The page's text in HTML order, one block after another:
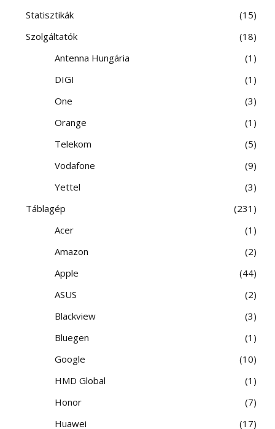
Statisztikák
15
Szolgáltatók
18
Antenna Hungária
1
DIGI
1
One
3
Orange
1
Telekom
5
Vodafone
9
Yettel
3
Táblagép
231
Acer
1
Amazon
2
Apple
44
ASUS
2
Blackview
3
Bluegen
1
Google
10
HMD Global
1
Honor
7
Huawei
17